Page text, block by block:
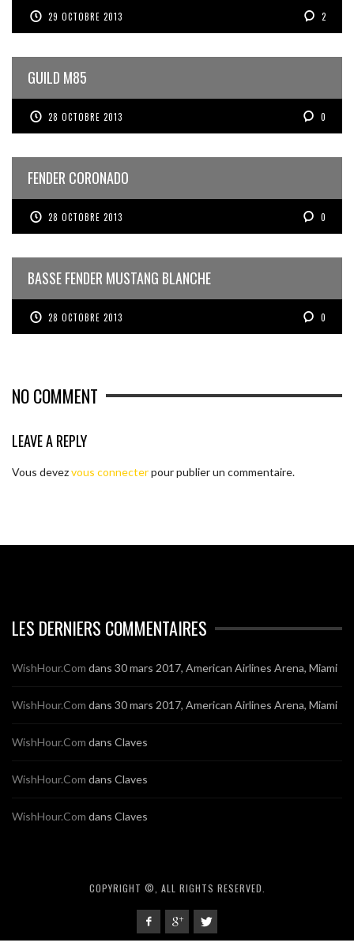
29 OCTOBRE 2013 2
GUILD M85
28 OCTOBRE 2013 0
FENDER CORONADO
28 OCTOBRE 2013 0
BASSE FENDER MUSTANG BLANCHE
28 OCTOBRE 2013 0
NO COMMENT
LEAVE A REPLY
Vous devezvous connecterpour publier un commentaire.
LES DERNIERS COMMENTAIRES
WishHour.Com dans 30 mars 2017, American Airlines Arena, Miami
WishHour.Com dans 30 mars 2017, American Airlines Arena, Miami
WishHour.Com dans Claves
WishHour.Com dans Claves
WishHour.Com dans Claves
COPYRIGHT ©, ALL RIGHTS RESERVED.